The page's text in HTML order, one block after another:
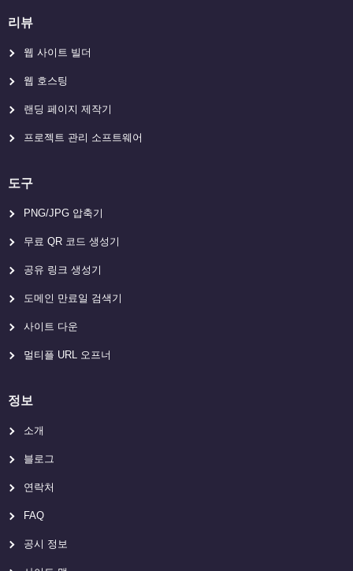
리뷰
웹 사이트 빌더
웹 호스팅
랜딩 페이지 제작기
프로젝트 관리 소프트웨어
도구
PNG/JPG 압축기
무료 QR 코드 생성기
공유 링크 생성기
도메인 만료일 검색기
사이트 다운
멀티플 URL 오프너
정보
소개
블로그
연락처
FAQ
공시 정보